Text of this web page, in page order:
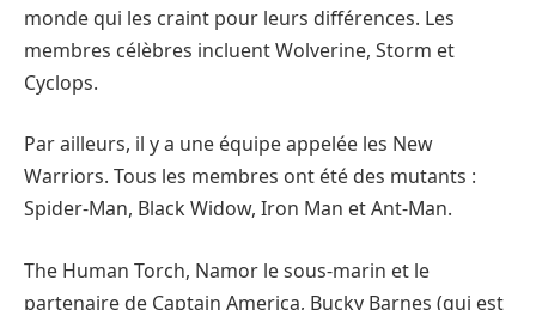
monde qui les craint pour leurs différences. Les
membres célèbres incluent Wolverine, Storm et
Cyclops.
Par ailleurs, il y a une équipe appelée les New
Warriors. Tous les membres ont été des mutants :
Spider-Man, Black Widow, Iron Man et Ant-Man.
The Human Torch, Namor le sous-marin et le
partenaire de Captain America, Bucky Barnes (qui est